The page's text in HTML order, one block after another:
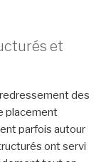
et
des
placement
parfois autour
ont servi